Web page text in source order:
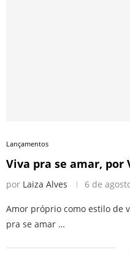
Lançamentos
Viva pra se amar, por
por Laiza Alves 6 de
Amor próprio como estilo de
pra se amar …